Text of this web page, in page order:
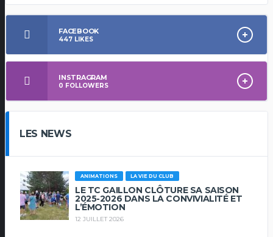
FACEBOOK
447 LIKES
INSTRAGRAM
0 FOLLOWERS
LES NEWS
ANIMATIONS LA VIE DU CLUB
LE TC GAILLON CLÔTURE SA SAISON
2025-2026 DANS LA CONVIVIALITÉ ET
L’ÉMOTION
12 JUILLET 2026